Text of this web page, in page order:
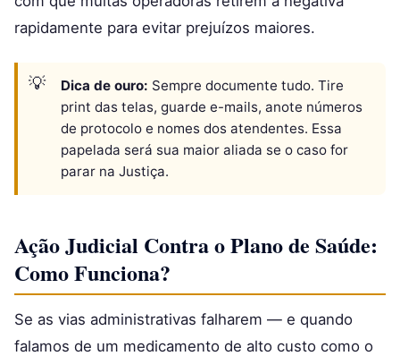
rapidamente para evitar prejuízos maiores.
Dica de ouro: Sempre documente tudo. Tire
print das telas, guarde e-mails, anote números
de protocolo e nomes dos atendentes. Essa
papelada será sua maior aliada se o caso for
parar na Justiça.
Ação Judicial Contra o Plano de Saúde:
Como Funciona?
Se as vias administrativas falharem — e quando
falamos de um medicamento de alto custo como o